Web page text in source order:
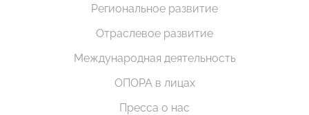
Региональное развитие
Отраслевое развитие
Международная деятельность
ОПОРА в лицах
Пресса о нас